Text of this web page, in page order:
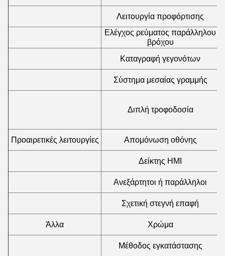
Λειτουργία προφόρτισης
Ελέγχος ρεύματος παράλληλου
βρόχου
Καταγραφή γεγονότων
Σύστημα μεσαίας γραμμής
Διπλή τροφοδοσία
Προαιρετικές λειτουργίες Απομόνωση οθόνης
Δείκτης HMI
Ανεξάρτητοι ή παράλληλοι
Σχετική στεγνή επαφή
Άλλα Χρώμα
Μέθοδος εγκατάστασης